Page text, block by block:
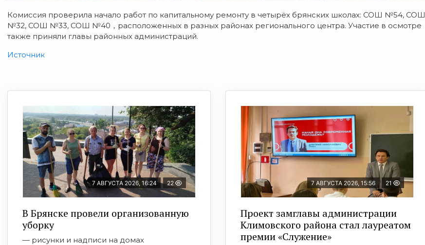
Комиссия проверила начало работ по капитальному ремонту в четырёх брянских школах: СОШ №54, СОШ
№32, СОШ №33, СОШ №40，расположенных в разных районах регионального центра. Участие в осмотре
также приняли главы районных администраций.
Источник
7 АВГУСТА 2026, 16:24 22
В Брянске провели организованную
уборку
— рисунки и надписи на домах
7 АВГУСТА 2026, 15:56 21
Проект замглавы администрации
Климовского района стал лауреатом
премии «Служение»